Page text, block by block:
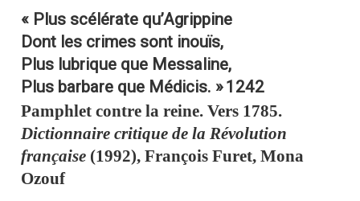
« Plus scélérate qu’Agrippine
Dont les crimes sont inouïs,
Plus lubrique que Messaline,
Plus barbare que Médicis. »1242
Pamphlet contre la reine. Vers 1785.
Dictionnaire critique de la Révolution
française (1992), François Furet, Mona
Ozouf